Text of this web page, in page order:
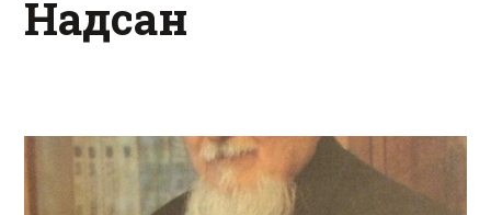
Надсан